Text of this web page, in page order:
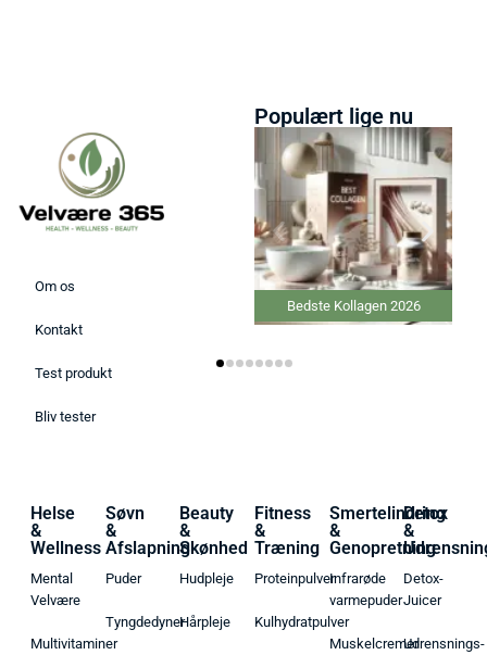
Om os
Kontakt
Test produkt
Bliv tester
Populært lige nu
Bedste Kollagen 2026
Helse
&
Wellness
Mental
Velvære
Multivitaminer
Søvn
&
Afslapning
Puder
Tyngdedyner
Beauty
&
Skønhed
Hudpleje
Hårpleje
Fitness
&
Træning
Proteinpulver
Kulhydratpulver
Smertelindring
&
Genopretning
Infrarøde
varmepuder
Muskelcremer
Detox
&
Detox-
Juicer
Udrensnings-